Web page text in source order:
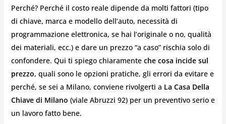
Perché? Perché il costo reale dipende da molti fattori (tipo
di chiave, marca e modello dell’auto, necessità di
programmazione elettronica, se hai l’originale o no, qualità
dei materiali, ecc.) e dare un prezzo “a caso” rischia solo di
confondere. Qui ti spiego chiaramente che cosa incide sul
prezzo, quali sono le opzioni pratiche, gli errori da evitare e
perché, se sei a Milano, conviene rivolgerti a La Casa Della
Chiave di Milano (viale Abruzzi 92) per un preventivo serio e
un lavoro fatto bene.